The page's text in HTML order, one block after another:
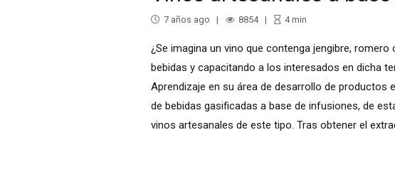
7 años ago 8854 4min
¿Se imagina un vino que contenga jengibre,
bebidas y capacitando a los interesados en dicha
Aprendizaje en su área de desarrollo de productos
de bebidas gasificadas a base de infusiones, de
vinos artesanales de este tipo. Tras obtener el